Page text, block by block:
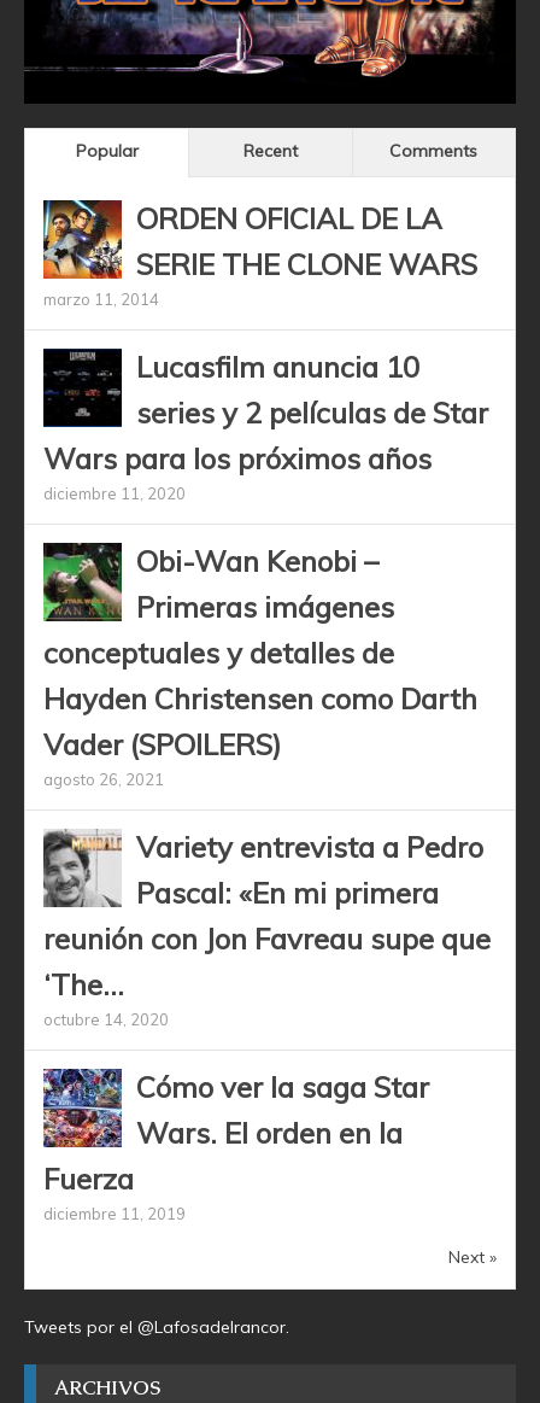
Popular Recent Comments
ORDEN OFICIAL DE LA
SERIE THE CLONE WARS
marzo 11, 2014
Lucasfilm anuncia 10
series y 2 películas de Star
Wars para los próximos años
diciembre 11, 2020
Obi-Wan Kenobi –
Primeras imágenes
conceptuales y detalles de
Hayden Christensen como Darth
Vader (SPOILERS)
agosto 26, 2021
Variety entrevista a Pedro
Pascal: «En mi primera
reunión con Jon Favreau supe que
‘The...
octubre 14, 2020
Cómo ver la saga Star
Wars. El orden en la
Fuerza
diciembre 11, 2019
Next »
Tweets por el @Lafosadelrancor.
ARCHIVOS